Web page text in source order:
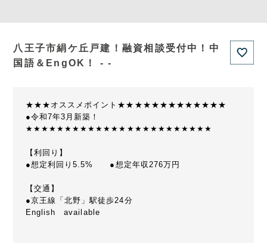
八王子市絹ケ丘戸建！融資相談受付中！中
国語＆EngOK！ - -
★★★オススメポイント★★★★★★★★★★★★★
●令和7年3月新築！
★★★★★★★★★★★★★★★★★★★★★★★★
【利回り】
●想定利回り5.5% ●想定年収276万円
【交通】
●京王線「北野」駅徒歩24分
English available